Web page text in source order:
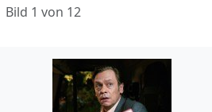
Bild 1 von 12